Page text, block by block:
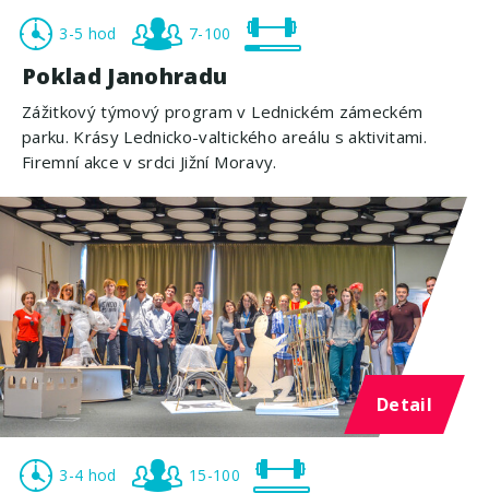
3-5 hod 7-100
Poklad Janohradu
Zážitkový týmový program v Lednickém zámeckém
parku. Krásy Lednicko-valtického areálu s aktivitami.
Firemní akce v srdci Jižní Moravy.
Detail
3-4 hod 15-100